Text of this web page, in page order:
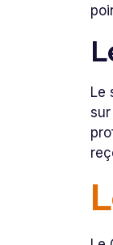
Le